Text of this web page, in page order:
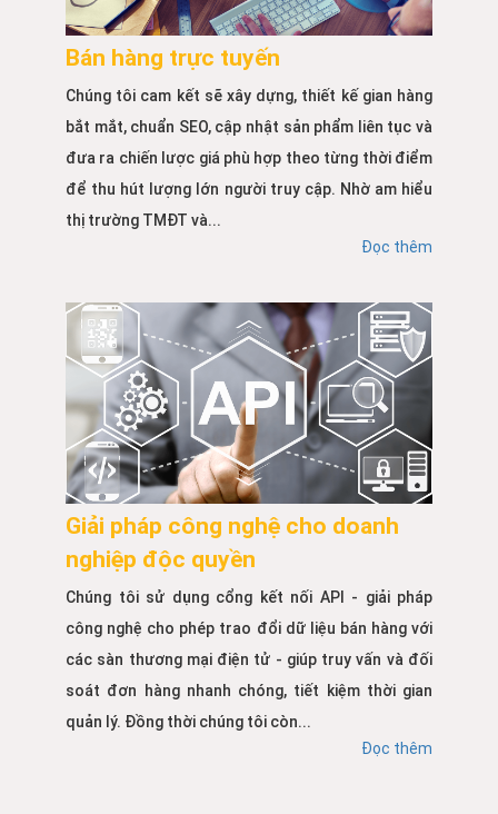
Bán hàng trực tuyến
Chúng tôi cam kết sẽ xây dựng, thiết kế gian hàng
bắt mắt, chuẩn SEO, cập nhật sản phẩm liên tục và
đưa ra chiến lược giá phù hợp theo từng thời điểm
để thu hút lượng lớn người truy cập. Nhờ am hiểu
thị trường TMĐT và...
Đọc thêm
Giải pháp công nghệ cho doanh
nghiệp độc quyền
Chúng tôi sử dụng cổng kết nối API - giải pháp
công nghệ cho phép trao đổi dữ liệu bán hàng với
các sàn thương mại điện tử - giúp truy vấn và đối
soát đơn hàng nhanh chóng, tiết kiệm thời gian
quản lý. Đồng thời chúng tôi còn...
Đọc thêm